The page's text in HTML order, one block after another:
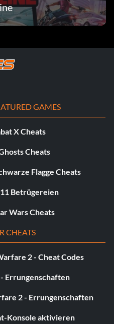
GAMES
X Cheats
Cheats
Flagge Cheats
Betrügereien
Wars Cheats
CHEATS
2 - Cheat Codes
Errungenschaften
2 - Errungenschaften
Konsole aktivieren